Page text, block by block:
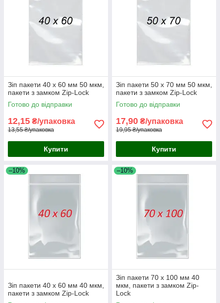
Зіп пакети 40 х 60 мм 50 мкм,
пакети з замком Zip-Lock
Готово до відправки
12,15 ₴/упаковка
13,55 ₴/упаковка
Купити
Зіп пакети 50 x 70 мм 50 мкм,
пакети з замком Zip-Lock
Готово до відправки
17,90 ₴/упаковка
19,95 ₴/упаковка
Купити
–10%
Зіп пакети 40 x 60 мм 40 мкм,
пакети з замком Zip-Lock
–10%
Зіп пакети 70 x 100 мм 40
мкм, пакети з замком Zip-
Lock